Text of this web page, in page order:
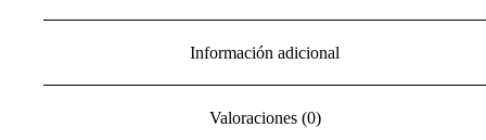
Información adicional
Valoraciones (0)